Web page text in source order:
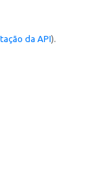
da API).